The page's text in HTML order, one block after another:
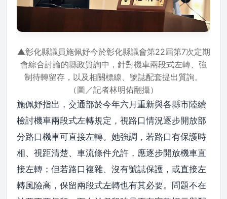
▲彰化縣議員施佩妤今於彰化縣議會第22屆第7次定期
會綜合討論的縣政質詢中，針對機車兩段式左轉、強
制待轉留存，以及相關標線、號誌配套提出質詢。
（圖／記者林明佑翻攝）
施佩妤指出，交通部於今年六月重新與各縣市陸續
檢討機車兩段式左轉規定，視路口情況逐步開放部
分路口機車可直接左轉。她強調，若路口有保護時
相、視距清楚、車流條件允許，應逐步開放機車直
接左轉；但若路口複雜、沒有號誌保護，或直接左
轉風險高，保留兩段式左轉也有其必要。問題不在